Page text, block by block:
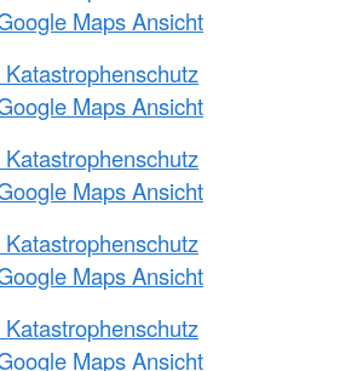
Maps Ansicht
Maps Ansicht
Maps Ansicht
Maps Ansicht
Maps Ansicht